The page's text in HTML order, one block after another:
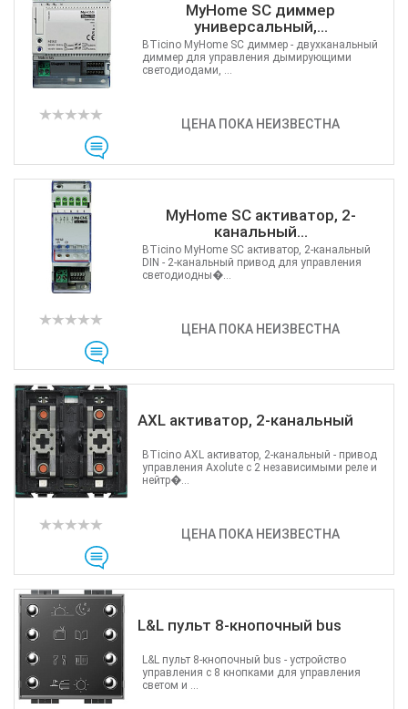
MyHome SC диммер
универсальный,...
ЦЕНА ПОКА НЕИЗВЕСТНА
BTicino MyHome SC диммер - двухканальный
диммер для управления дымирующими
светодиодами, ...
MyHome SC активатор, 2-
канальный...
ЦЕНА ПОКА НЕИЗВЕСТНА
BTicino MyHome SC активатор, 2-канальный
DIN - 2-канальный привод для управления
светодиодны�...
AXL активатор, 2-канальный
ЦЕНА ПОКА НЕИЗВЕСТНА
BTicino AXL активатор, 2-канальный - привод
управления Axolute с 2 независимыми реле и
нейтр�...
L&L пульт 8-кнопочный bus
L&L пульт 8-кнопочный bus - устройство
управления с 8 кнопками для управления
светом и ...